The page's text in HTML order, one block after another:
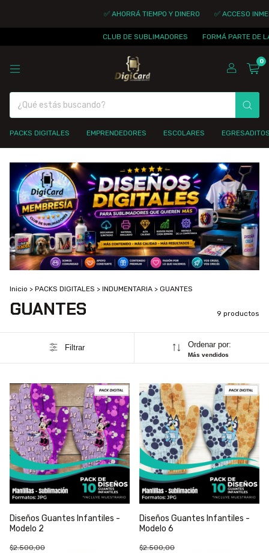
✅ AHORRÁ TIEMPO Y DINERO ✅ ACCESO
CLUB DE SUBLIMADORES FORMÁ PARTE DE LA
0
PACKS DIGITALES EMPRENDEDORES ESCOLARES
Inicio > PACKS DIGITALES > INDUMENTARIA > GUANTES
GUANTES 9 productos
Filtrar Ordenar por:
Más vendidos
Diseños Guantes Infantiles -
Modelo 2
$2.500,00
Diseños Guantes Infantiles -
Modelo 6
$2.500,00